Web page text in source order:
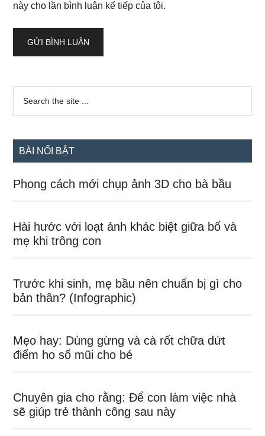
này cho lần bình luận kế tiếp của tôi.
Sidebar
chính
...
BÀI NỔI BẬT
Phong cách mới chụp ảnh 3D cho bà bầu
Hài hước với loạt ảnh khác biệt giữa bố và
mẹ khi trông con
Trước khi sinh, mẹ bầu nên chuẩn bị gì cho
bản thân? (Infographic)
Mẹo hay: Dùng gừng và cà rốt chữa dứt
điểm ho sổ mũi cho bé
Chuyên gia cho rằng: Để con làm việc nhà
sẽ giúp trẻ thành công sau này